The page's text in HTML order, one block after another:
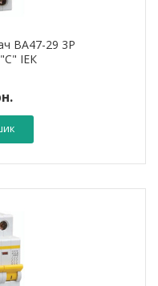
ВА47-29 3Р
ІЕК